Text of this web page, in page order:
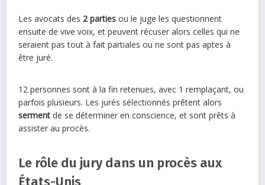
Les avocats des 2 parties ou le juge les questionnent
ensuite de vive voix, et peuvent récuser alors celles qui ne
seraient pas tout à fait partiales ou ne sont pas aptes à
être juré.
12 personnes sont à la fin retenues, avec 1 remplaçant, ou
parfois plusieurs. Les jurés sélectionnés prêtent alors
serment de se déterminer en conscience, et sont prêts à
assister au procès.
Le rôle du jury dans un procès aux